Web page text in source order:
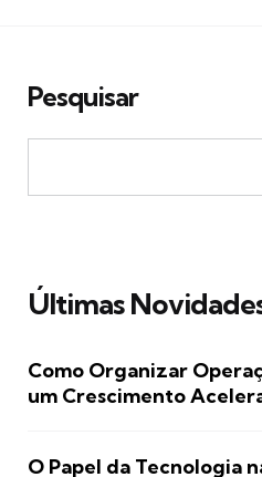
Pesquisar
Últimas
Como Organizar
um Crescimento
O Papel da Tecnologia